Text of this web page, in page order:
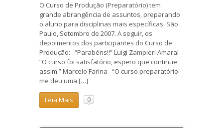
O Curso de Produção (Preparatório) tem
grande abrangência de assuntos, preparando
o aluno para disciplinas mais específicas. São
Paulo, Setembro de 2007. A seguir, os
depoimentos dos participantes do Curso de
Produção: “Parabéns!!” Luigi Zampieri Amaral
“O curso foi satisfatório, espero que continue
assim.” Marcelo Farina “O curso preparatório
me deu uma […]
Leia Mais 0